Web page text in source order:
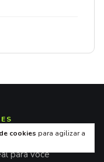
cookies para agilizar a
EVX 10
para você